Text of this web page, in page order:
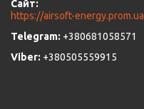
https://airsoft-energy.prom.ua
+380681058571
+380505559915